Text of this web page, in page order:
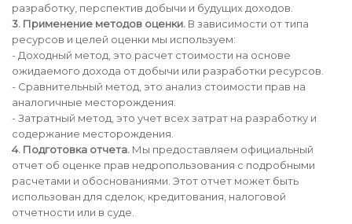
разработку, перспектив добычи и будущих доходов.
3. Применение методов оценки. В зависимости от типа
ресурсов и целей оценки мы используем:
- Доходный метод, это расчет стоимости на основе
ожидаемого дохода от добычи или разработки ресурсов.
- Сравнительный метод, это анализ стоимости прав на
аналогичные месторождения.
- Затратный метод, это учет всех затрат на разработку и
содержание месторождения.
4. Подготовка отчета. Мы предоставляем официальный
отчет об оценке прав недропользования с подробными
расчетами и обоснованиями. Этот отчет может быть
использован для сделок, кредитования, налоговой
отчетности или в суде.